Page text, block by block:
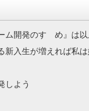
ム開発のすゝめ』は
新入生が増えれば私
しよう